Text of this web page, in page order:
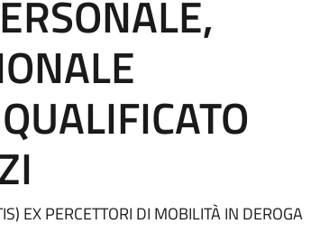
EX PERCETTORI DI MOBILITÀ IN DEROGA